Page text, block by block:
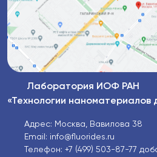
Лаборатория ИОФ РАН
«Технологии наноматериалов
Адрес: Москва, Вавилова 38
Email: info@fluorides.ru
Телефон: +7 (499) 503-87-77